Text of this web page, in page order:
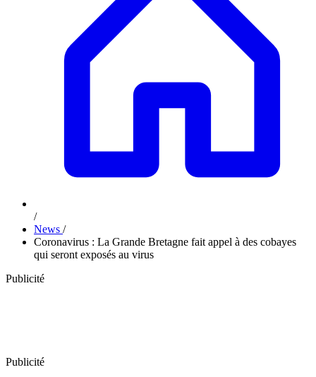
/
News /
Coronavirus : La Grande Bretagne fait appel à des cobayes
qui seront exposés au virus
Publicité
Publicité